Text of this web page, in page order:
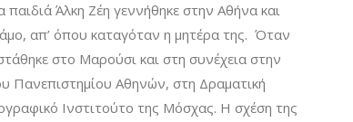
παιδιά Άλκη Ζέη γεννήθηκε στην Αθήνα και
απ’ όπου καταγόταν η μητέρα της. Όταν
στο Μαρούσι και στη συνέχεια στην
Πανεπιστημίου Αθηνών, στη Δραματική
Ινστιτούτο της Μόσχας. Η σχέση της